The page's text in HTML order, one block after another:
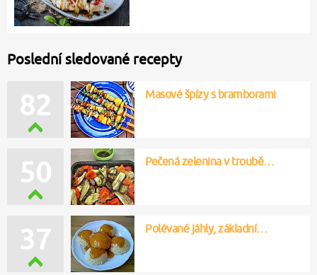
Poslední sledované recepty
82 Masové špízy s bramborami
50 Pečená zelenina v troubě…
37 Polévané jáhly, základní…